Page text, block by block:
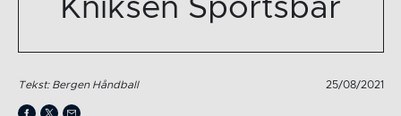
Kniksen Sportsbar
Tekst: Bergen Håndball 25/08/2021